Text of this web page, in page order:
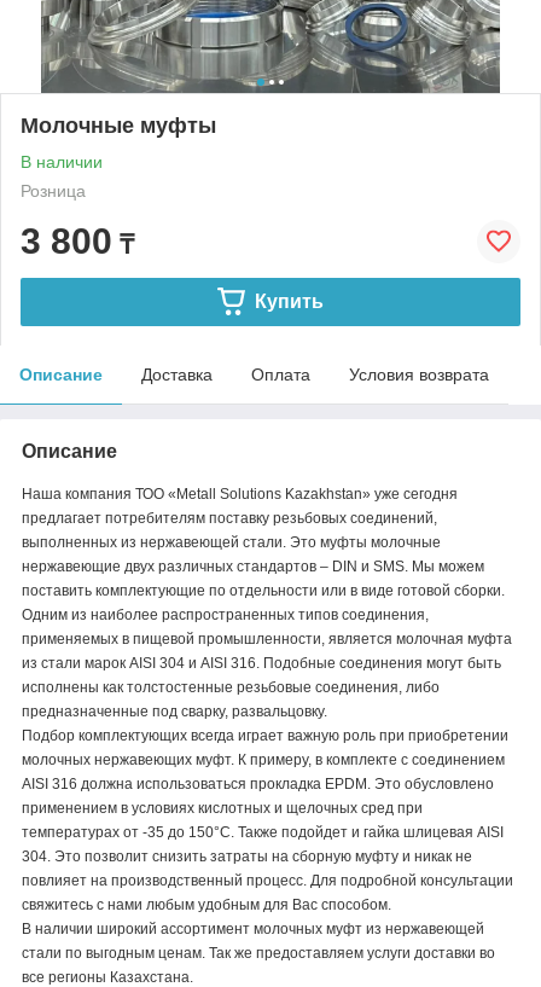
Молочные муфты
В наличии
Розница
3 800 ₸
Купить
Описание Доставка Оплата Условия возврата
Описание
Наша компания ТОО «Metall Solutions Kazakhstan» уже сегодня
предлагает потребителям поставку резьбовых соединений,
выполненных из нержавеющей стали. Это муфты молочные
нержавеющие двух различных стандартов – DIN и SMS. Мы можем
поставить комплектующие по отдельности или в виде готовой сборки.
Одним из наиболее распространенных типов соединения,
применяемых в пищевой промышленности, является молочная муфта
из стали марок AISI 304 и AISI 316. Подобные соединения могут быть
исполнены как толстостенные резьбовые соединения, либо
предназначенные под сварку, развальцовку.
Подбор комплектующих всегда играет важную роль при приобретении
молочных нержавеющих муфт. К примеру, в комплекте с соединением
AISI 316 должна использоваться прокладка EPDM. Это обусловлено
применением в условиях кислотных и щелочных сред при
температурах от -35 до 150°C. Также подойдет и гайка шлицевая AISI
304. Это позволит снизить затраты на сборную муфту и никак не
повлияет на производственный процесс. Для подробной консультации
свяжитесь с нами любым удобным для Вас способом.
В наличии широкий ассортимент молочных муфт из нержавеющей
стали по выгодным ценам. Так же предоставляем услуги доставки во
все регионы Казахстана.